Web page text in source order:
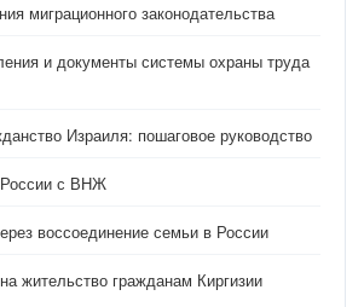
миграционного законодательства
и документы системы охраны труда
Израиля: пошаговое руководство
с ВНЖ
воссоединение семьи в России
жительство гражданам Киргизии